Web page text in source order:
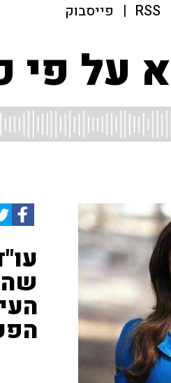
RSS
| פייסבוק
על פי